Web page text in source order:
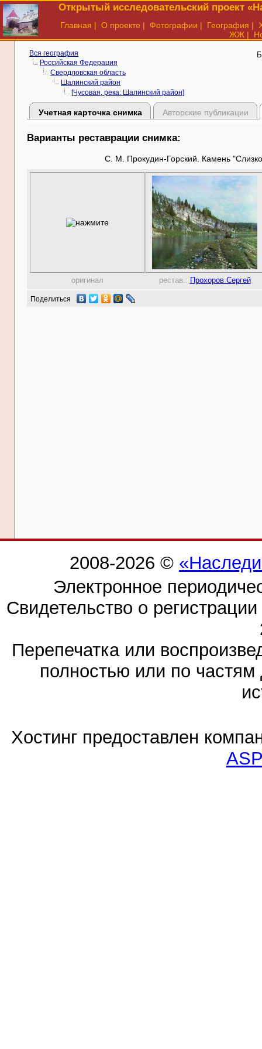
Открытый исследовательский проект
Главная | О проекте | Фотографии | География |
ЖЖ |
Вся география
Российская Федерация
Свердловская область
Шалинский район
[Чусовая, река: Шалинский район]
Учетная карточка снимка Авторские публикации
Варианты реставрации снимка:
С. М. Прокудин-Горский. Камень
оригинал рестав.: Прохоров Сергей
Поделиться
2008-2026 ©
Электронное
Свидетельство о
Перепечатка или
полностью или по частям
Хостинг предоставлен